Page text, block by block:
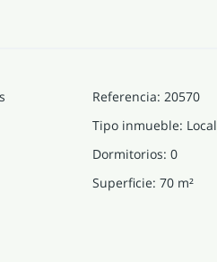
Referencia: 20570
Tipo inmueble: Local
Dormitorios: 0
Superficie: 70 m²